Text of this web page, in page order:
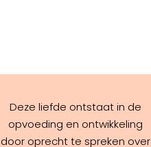
Deze liefde ontstaat in de
opvoeding en ontwikkeling
door oprecht te spreken over